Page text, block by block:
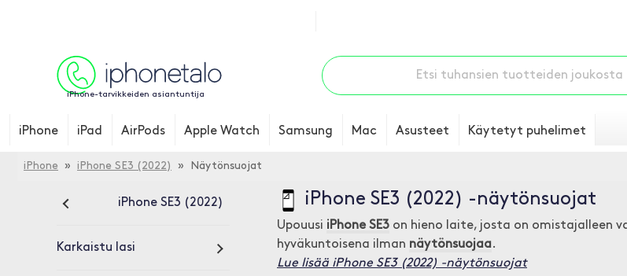
iPhone-tarvikkeiden asiantuntija
iPhone iPad AirPods Apple Watch Samsung Mac Asusteet Käytetyt puhelimet
iPhone » iPhone SE3 (2022) » Näytönsuojat
iPhone SE3 (2022)
Karkaistu lasi
iPhone SE3 (2022) -näytönsuojat
Upouusi iPhone SE3 on hieno laite, josta on omistajalleen
hyväkuntoisena ilman näytönsuojaa.
Lue lisää iPhone SE3 (2022) -näytönsuojat